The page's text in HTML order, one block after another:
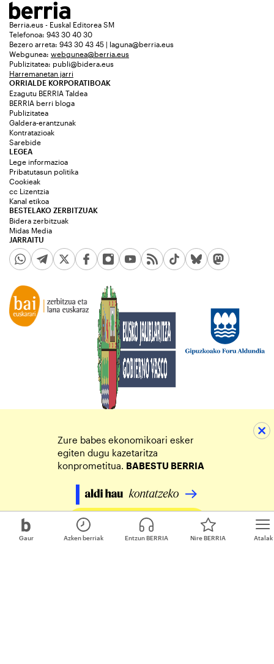
Gaur Atalak
Azken berriak Entzun BERRIA Nire BERRIA
Berria.eus - Euskal Editorea SM
Telefonoa: 943 30 40 30
Bezero arreta: 943 30 43 45 | laguna@berria.eus
Webgunea: webgunea@berria.eus
Publizitatea: publi@bidera.eus
Harremanetan jarri
ORRIALDE KORPORATIBOAK
Ezagutu BERRIA Taldea
BERRIA berri bloga
Publizitatea
Galdera-erantzunak
Kontratazioak
Sarebide
JARRAITU
LEGEA
Lege informazioa
Pribatutasun politika
Cookieak
cc Lizentzia
Kanal etikoa
BESTELAKO ZERBITZUAK
Bidera zerbitzuak
Midas Media
Zure babes ekonomikoari esker
egiten dugu kazetaritza
konprometitua. BABESTU BERRIA
Egin zure ekarpena